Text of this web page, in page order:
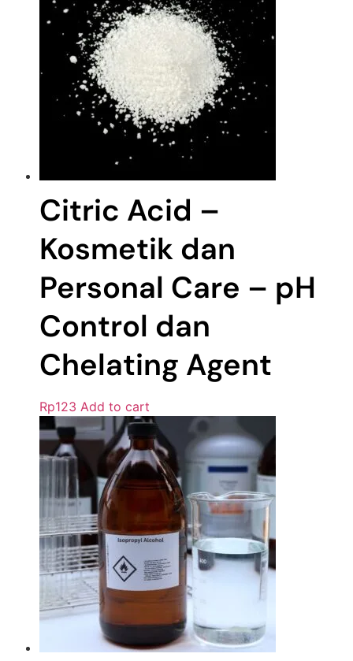
Citric Acid –
Kosmetik dan
Personal Care – pH
Control dan
Chelating Agent
Rp123 Add to cart